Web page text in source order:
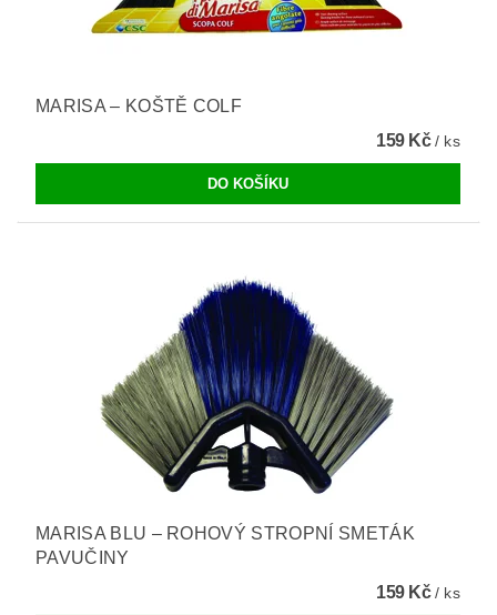
MARISA – KOŠTĚ COLF
159 Kč/ ks
MARISA BLU – ROHOVÝ STROPNÍ SMETÁK
PAVUČINY
159 Kč/ ks